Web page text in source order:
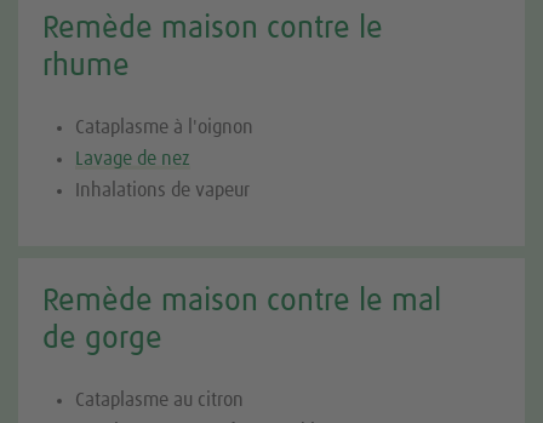
Remède maison contre le
rhume
Cataplasme à l'oignon
Lavage de nez
Inhalations de vapeur
Remède maison contre le mal
de gorge
Cataplasme au citron